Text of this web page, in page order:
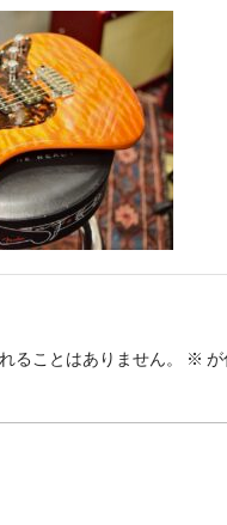
ることはありません。
※ が